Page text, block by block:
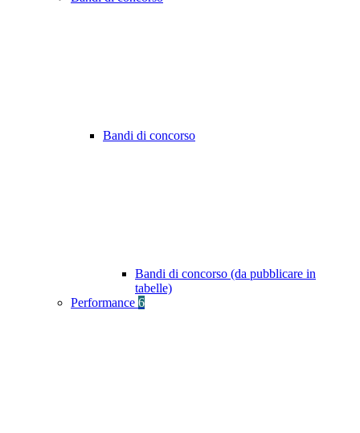
Bandi di concorso
Bandi di concorso (da pubblicare in
tabelle)
Performance 6